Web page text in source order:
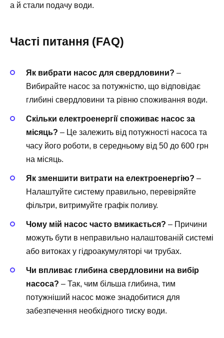
а й стали подачу води.
Часті питання (FAQ)
Як вибрати насос для свердловини? –
Вибирайте насос за потужністю, що відповідає
глибині свердловини та рівню споживання води.
Скільки електроенергії споживає насос за
місяць? – Це залежить від потужності насоса та
часу його роботи, в середньому від 50 до 600 грн
на місяць.
Як зменшити витрати на електроенергію? –
Налаштуйте систему правильно, перевіряйте
фільтри, витримуйте графік поливу.
Чому мій насос часто вмикається? – Причини
можуть бути в неправильно налаштованій системі
або витоках у гідроакумуляторі чи трубах.
Чи впливає глибина свердловини на вибір
насоса? – Так, чим більша глибина, тим
потужніший насос може знадобитися для
забезпечення необхідного тиску води.